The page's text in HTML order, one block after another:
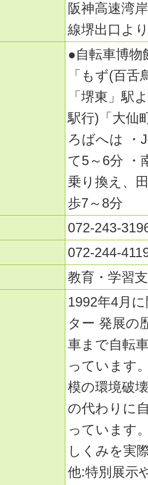
阪神高速湾
線堺出口よ
●自転車博
「もず(百
「堺東」駅
駅行)「大仙
ろばへは ・
て5～6分 ・
乗り換え、
歩7～8分
072-243-
072-244-
教育・学習
1992年4月
ター 発展の
車まで自転
っています
模の環境破
の代わりに
っています
しくみを実
他:特別展示